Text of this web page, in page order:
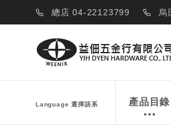
總店 04-22123799 烏
Language 選擇語系 產品目錄